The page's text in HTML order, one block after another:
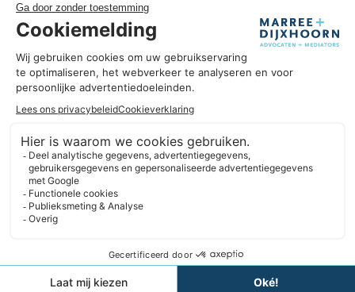
Succesvol in úw onderneming
Omdat wij ons vak verstaan, helpen we u om succesvol te zijn
in uw onderneming. We hebben een sterke focus op
ondernemers en geloven in langdurige samenwerkingen. In
oplossingen. Daarbij blijven we nieuwsgierig en gericht op
verbetering.
Expertises
Informatie
Contact
Website ontwikkeld door